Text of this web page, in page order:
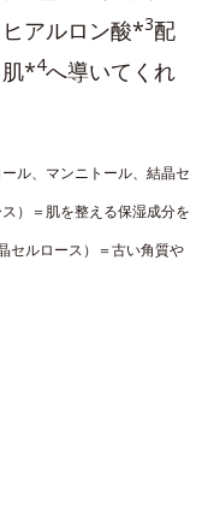
アルロン酸*3配
*4へ導いてくれ
ル、マンニトール、結晶セ
）＝肌を整える保湿成分を
セルロース）＝古い角質や